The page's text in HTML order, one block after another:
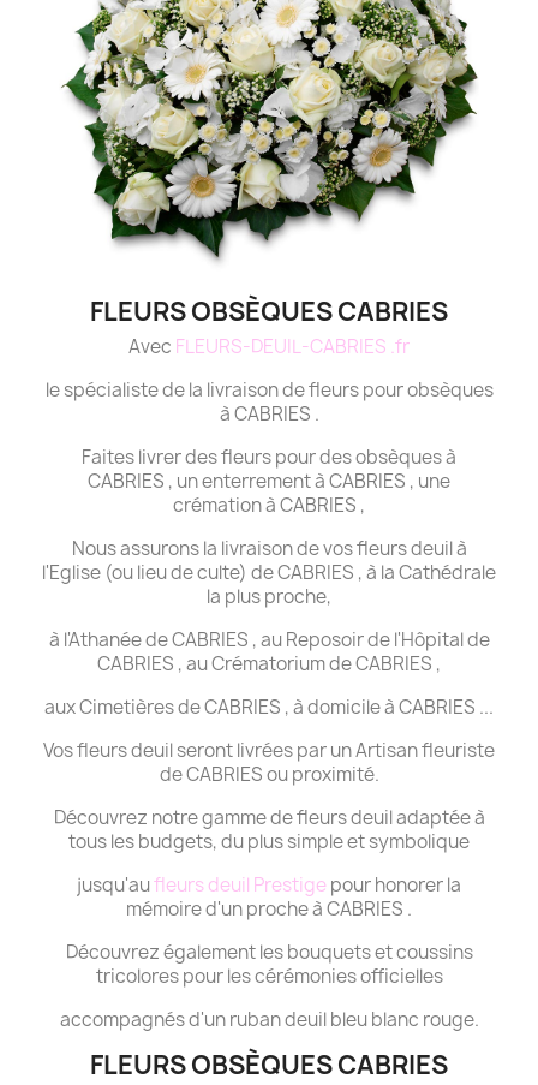
FLEURS OBSÈQUES CABRIES
Avec FLEURS-DEUIL-CABRIES .fr
le spécialiste de la livraison de fleurs pour obsèques
à CABRIES .
Faites livrer des fleurs pour des obsèques à
CABRIES , un enterrement à CABRIES , une
crémation à CABRIES ,
Nous assurons la livraison de vos fleurs deuil à
l'Eglise (ou lieu de culte) de CABRIES , à la Cathédrale
la plus proche,
à l'Athanée de CABRIES , au Reposoir de l'Hôpital de
CABRIES , au Crématorium de CABRIES ,
aux Cimetières de CABRIES , à domicile à CABRIES ...
Vos fleurs deuil seront livrées par un Artisan fleuriste
de CABRIES ou proximité.
Découvrez notre gamme de fleurs deuil adaptée à
tous les budgets, du plus simple et symbolique
jusqu'aufleurs deuil Prestigepour honorer la
mémoire d'un proche à CABRIES .
Découvrez également les bouquets et coussins
tricolores pour les cérémonies officielles
accompagnés d'un ruban deuil bleu blanc rouge.
FLEURS OBSÈQUES CABRIES